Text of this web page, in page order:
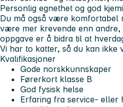
Personlig egnethet og god
Du må også være komfortabel
være mer krevende enn andre,
oppgave er å bidra til at
Vi har to katter, så du kan ikke
Kvalifikasjoner
Gode norskkunnskaper
Førerkort klasse B
God fysisk helse
Erfaring fra service- eller